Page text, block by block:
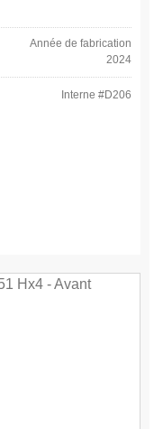
Année de fabrication
2024
Interne #D206